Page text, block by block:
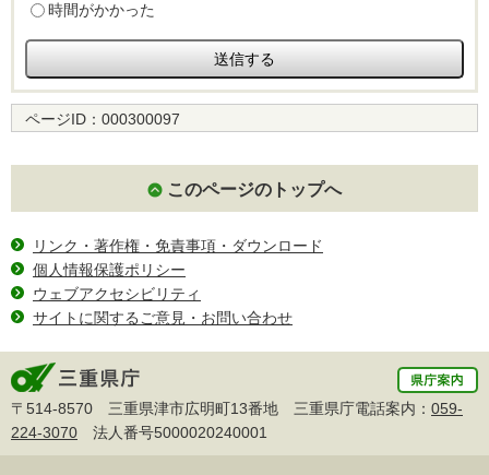
時間がかかった
ページID： 000300097
このページのトップへ
リンク・著作権・免責事項・ダウンロード
個人情報保護ポリシー
ウェブアクセシビリティ
サイトに関するご意見・お問い合わせ
〒514-8570 三重県津市広明町13番地 三重県庁電話案内： 059-
224-3070 法人番号5000020240001